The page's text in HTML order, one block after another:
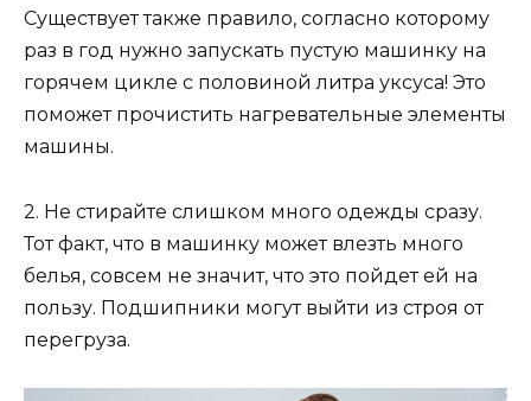
Существует также правило, согласно которому
раз в год нужно запускать пустую машинку на
горячем цикле с половиной литра уксуса! Это
поможет прочистить нагревательные элементы
машины.
2. Не стирайте слишком много одежды сразу.
Тот факт, что в машинку может влезть много
белья, совсем не значит, что это пойдет ей на
пользу. Подшипники могут выйти из строя от
перегруза.